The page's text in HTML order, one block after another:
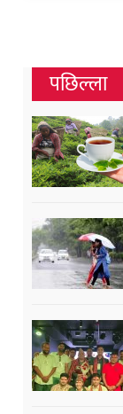
पछिल्ला